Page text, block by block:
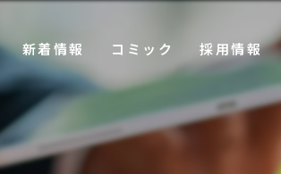
新着情報
プレリリース
お知らせ
コミック 採用情報
中途採用